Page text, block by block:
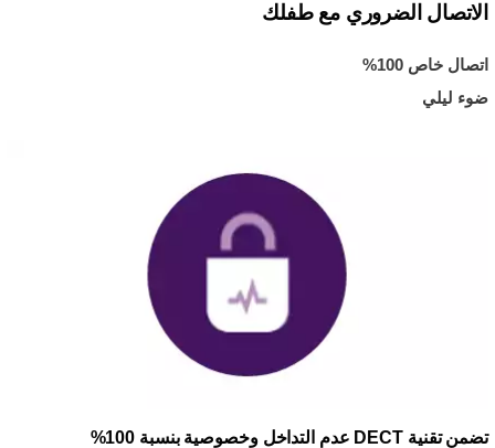
الاتصال الضروري مع طفلك
اتصال خاص 100%
ضوء ليلي
تضمن تقنية DECT عدم التداخل وخصوصية بنسبة 100%